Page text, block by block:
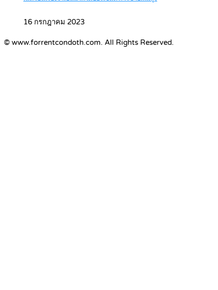
16 กรกฎาคม 2023
© www.forrentcondoth.com. All Rights Reserved.